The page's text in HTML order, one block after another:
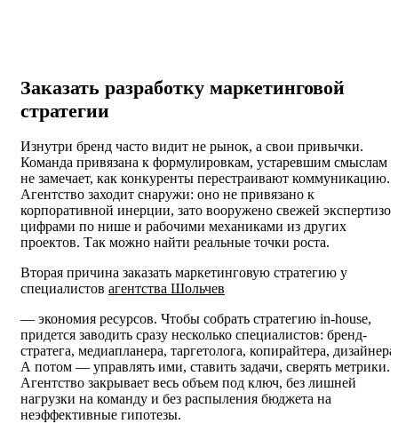
Заказать разработку маркетинговой
стратегии
Изнутри бренд часто видит не рынок, а свои привычки.
Команда привязана к формулировкам, устаревшим смыслам и
не замечает, как конкуренты перестраивают коммуникацию.
Агентство заходит снаружи: оно не привязано к
корпоративной инерции, зато вооружено свежей
цифрами по нише и рабочими механиками из других
проектов. Так можно найти реальные точки роста.
Вторая причина заказать маркетинговую стратегию у
специалистов агентства Шольчев
— экономия ресурсов. Чтобы собрать стратегию in-house,
придется заводить сразу несколько специалистов: бренд-
стратега, медиапланера, таргетолога, копирайтера, дизайнера.
А потом — управлять ими, ставить задачи, сверять метрики.
Агентство закрывает весь объем под ключ, без лишней
нагрузки на команду и без распыления бюджета на
неэффективные гипотезы.